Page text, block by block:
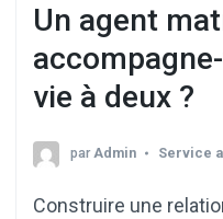
Un agent
vie à deux ?
parAdmin Service
Construire une